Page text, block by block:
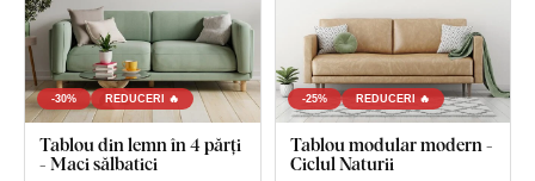
-30% REDUCERI 🔥
Tablou din lemn în 4 părți
- Maci sălbatici
-25% REDUCERI 🔥
Tablou modular modern -
Ciclul Naturii